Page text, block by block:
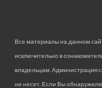
Все материалы на данном
исключительно в
владельцам. Администрация
не несет. Если Вы